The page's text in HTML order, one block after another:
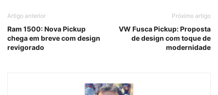
Artigo anterior
Ram 1500: Nova Pickup
chega em breve com design
revigorado
Próximo artigo
VW Fusca Pickup: Proposta
de design com toque de
modernidade